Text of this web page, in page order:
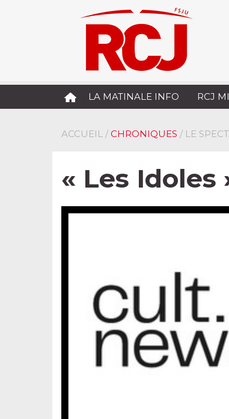
LA MATINALE INFO RCJ
ACCUEIL / CHRONIQUES / LE
« Les